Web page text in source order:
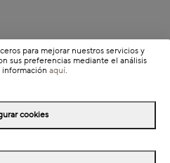
para mejorar nuestros servicios y
sus preferencias mediante el análisis
información aquí.
cookies